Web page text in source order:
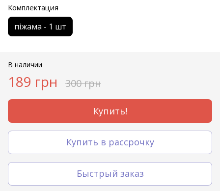
Комплектация
піжама - 1 шт
В наличии
189 грн 300 грн
Купить!
Купить в рассрочку
Быстрый заказ